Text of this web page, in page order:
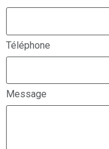
Téléphone
Message